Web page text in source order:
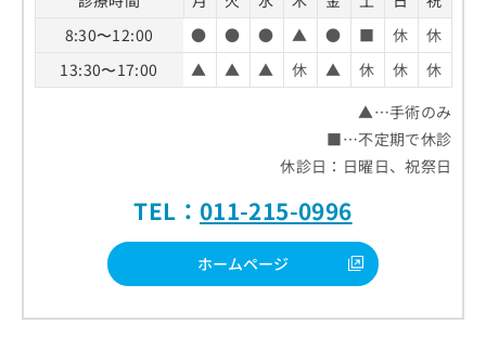
8:30〜12:00
● ● ● ▲ ● ■ 休
休
13:30〜17:00
▲ ▲ ▲ 休 ▲ 休 休
休
▲…手術のみ
■…不定期で休診
休診日：日曜日、祝祭日
TEL： 011-215-0996
ホームページ